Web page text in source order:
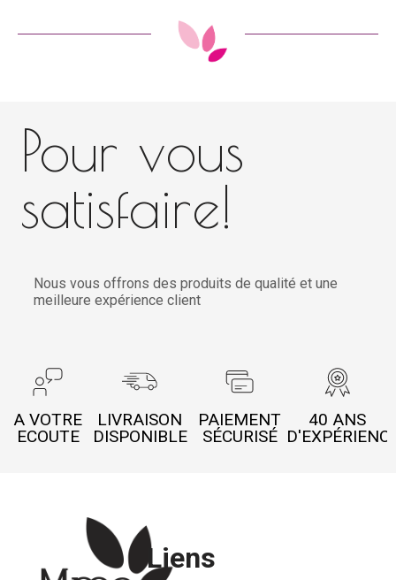
Pour vous
satisfaire!
Nous vous offrons des produits de qualité et une
meilleure expérience client
A VOTRE
ECOUTE
LIVRAISON
DISPONIBLE
PAIEMENT
SÉCURISÉ
40 ANS
Liens